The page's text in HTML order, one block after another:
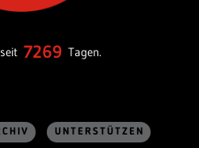
7269 Tagen.
UNTERSTÜTZEN